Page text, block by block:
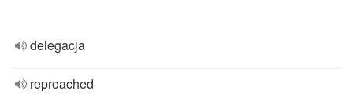
delegacja
reproached